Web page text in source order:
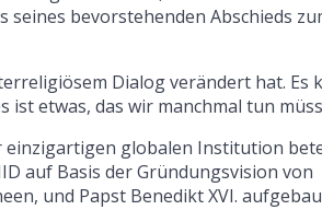
bevorstehenden Abschieds
Dialog verändert hat. Es
etwas, das wir manchmal tun
einzigartigen globalen Institution
auf Basis der Gründungsvision von
und Papst Benedikt XVI.